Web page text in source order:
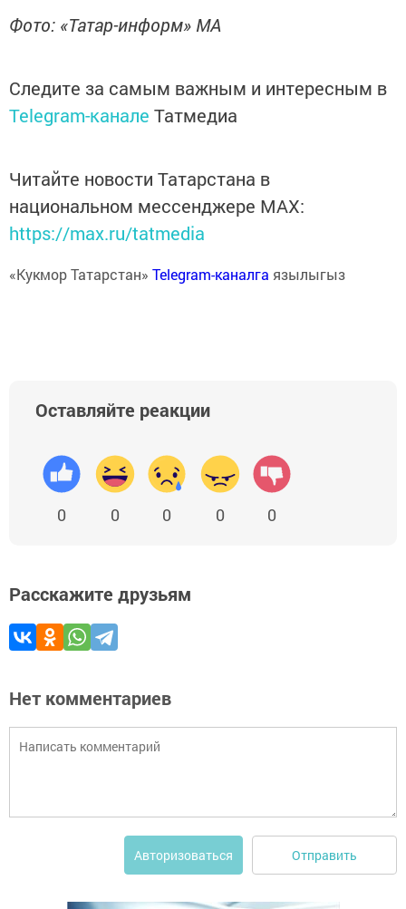
Фото: «Татар-информ» МА
Следите за самым важным и интересным в
Telegram-канале Татмедиа
Читайте новости Татарстана в
национальном мессенджере MАХ:
https://max.ru/tatmedia
«Кукмор Татарстан» Telegram-каналга язылыгыз
Оставляйте реакции
0 0 0 0 0
Расскажите друзьям
Нет комментариев
Авторизоваться Отправить